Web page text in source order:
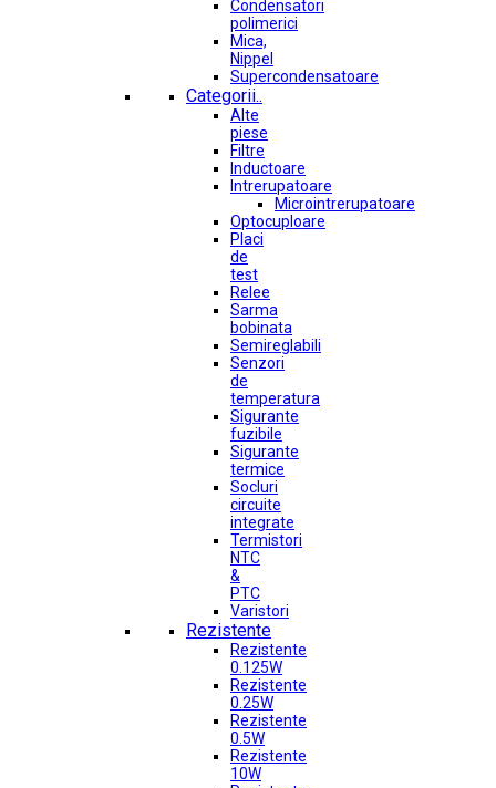
Condensatori
polimerici
Mica,
Nippel
Supercondensatoare
Categorii..
Alte
piese
Filtre
Inductoare
Intrerupatoare
Microintrerupatoare
Optocuploare
Placi
de
test
Relee
Sarma
bobinata
Semireglabili
Senzori
de
temperatura
Sigurante
fuzibile
Sigurante
termice
Socluri
circuite
integrate
Termistori
NTC
&
PTC
Varistori
Rezistente
Rezistente
0.125W
Rezistente
0.25W
Rezistente
0.5W
Rezistente
10W